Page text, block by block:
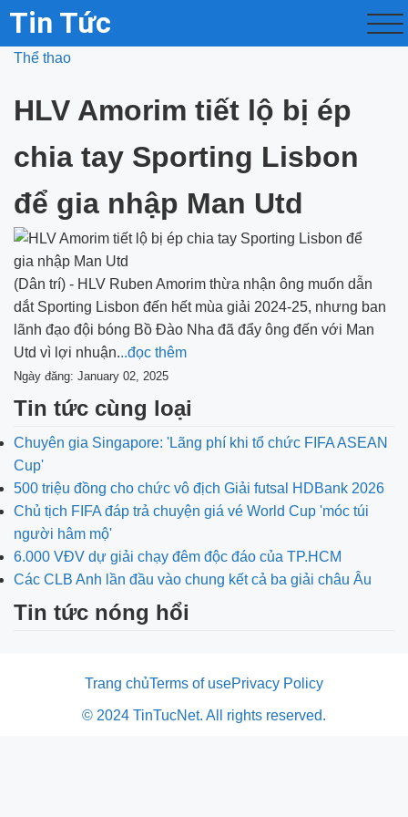
Tin Tức
Thể thao
HLV Amorim tiết lộ bị ép
chia tay Sporting Lisbon
để gia nhập Man Utd
(Dân trí) - HLV Ruben Amorim thừa nhận ông muốn dẫn
dắt Sporting Lisbon đến hết mùa giải 2024-25, nhưng ban
lãnh đạo đội bóng Bồ Đào Nha đã đẩy ông đến với Man
Utd vì lợi nhuận...đọc thêm
Ngày đăng: January 02, 2025
Tin tức cùng loại
Chuyên gia Singapore: 'Lãng phí khi tổ chức FIFA ASEAN
Cup'
500 triệu đồng cho chức vô địch Giải futsal HDBank 2026
Chủ tịch FIFA đáp trả chuyện giá vé World Cup 'móc túi
người hâm mộ'
6.000 VĐV dự giải chạy đêm độc đáo của TP.HCM
Các CLB Anh lần đầu vào chung kết cả ba giải châu Âu
Tin tức nóng hổi
Trang chủTerms of usePrivacy Policy
© 2024 TinTucNet. All rights reserved.